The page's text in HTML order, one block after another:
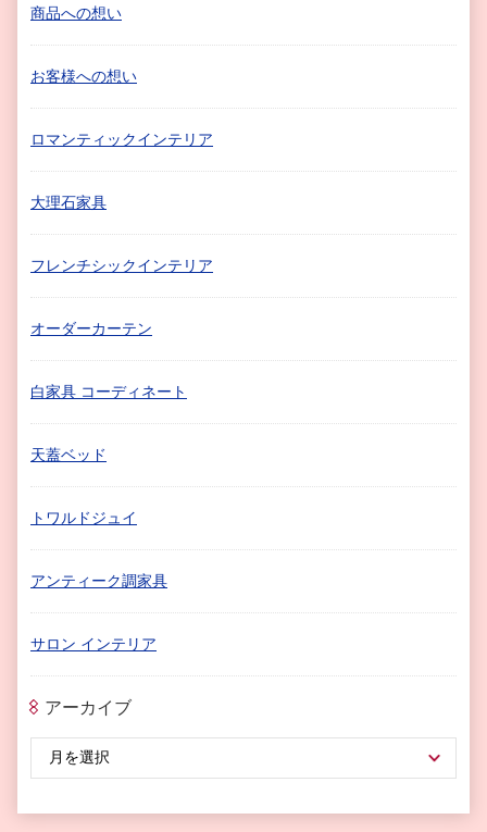
商品への想い
お客様への想い
ロマンティックインテリア
大理石家具
フレンチシックインテリア
オーダーカーテン
白家具 コーディネート
天蓋ベッド
トワルドジュイ
アンティーク調家具
サロン インテリア
アーカイブ